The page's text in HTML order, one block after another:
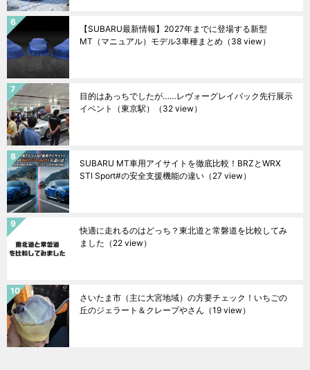
【SUBARU最新情報】2027年までに登場する新型
MT（マニュアル）モデル3車種まとめ （38 view）
目的はあっちでしたが……レヴォーグレイバック先行展示
イベント（東京駅）
（32 view）
SUBARU MT車用アイサイトを徹底比較！BRZとWRX
STI Sport#の安全支援機能の違い （27 view）
快適に走れるのはどっち？東北道と常磐道を比較してみ
ました （22 view）
さいたま市（主に大宮地域）の方要チェック！いちごの
丘のジェラート＆クレープやさん （19 view）